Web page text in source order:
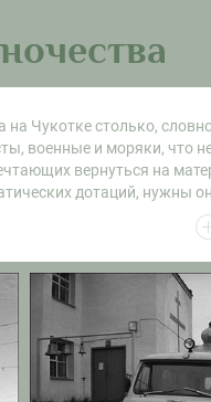
на Чукотке столько,
военные и моряки, что
вернуться на
дотаций, нужны
люд. В
что нужны они прежде
— это
одних и тех же
без стекла, да
и случайным
океан,
Ты вспоминаешь